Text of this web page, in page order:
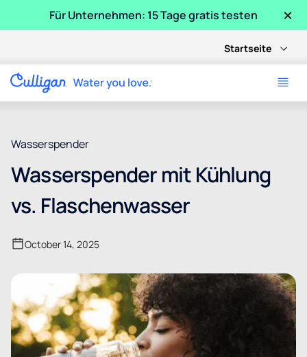
Für Unternehmen: 15 Tage gratis testen ×
Startseite
Wasserspender
Wasserspender mit Kühlung
vs. Flaschenwasser
October 14, 2025